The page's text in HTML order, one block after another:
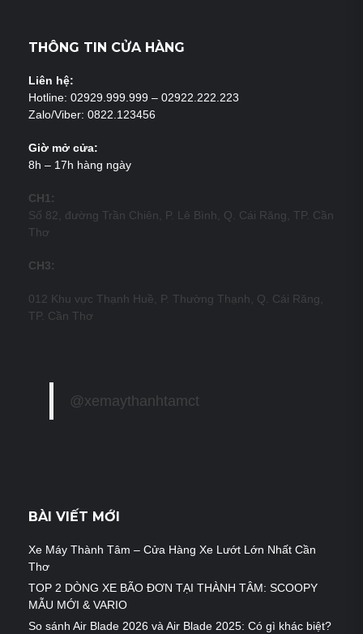
THÔNG TIN CỬA HÀNG
Liên hệ:
Hotline: 02929.999.999 – 02922.222.223
Zalo/Viber: 0822.123456
Giờ mở cửa:
8h – 17h hàng ngày
CH1:
Số 82, đường Trần Chiên, P. Lê Bình, Q. Cái Răng, TP. Cần
Thơ
CH3:
012 Khu vực Thạnh Huề, P. Thường Thạnh, Q. Cái Răng,
TP. Cần Thơ
@xemaythanhtamct
BÀI VIẾT MỚI
Xe Máy Thành Tâm – Cửa Hàng Xe Lướt Lớn Nhất Cần
Thơ
TOP 2 DÒNG XE BÃO ĐƠN TẠI THÀNH TÂM: SCOOPY
MẪU MỚI & VARIO
So sánh Air Blade 2026 và Air Blade 2025: Có gì khác biệt?